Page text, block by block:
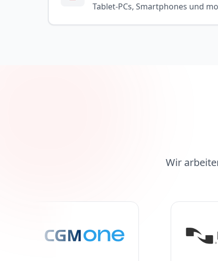
Tablet-PCs, Smartphones und
Wir